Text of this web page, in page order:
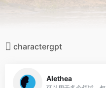
charactergpt
Alethea